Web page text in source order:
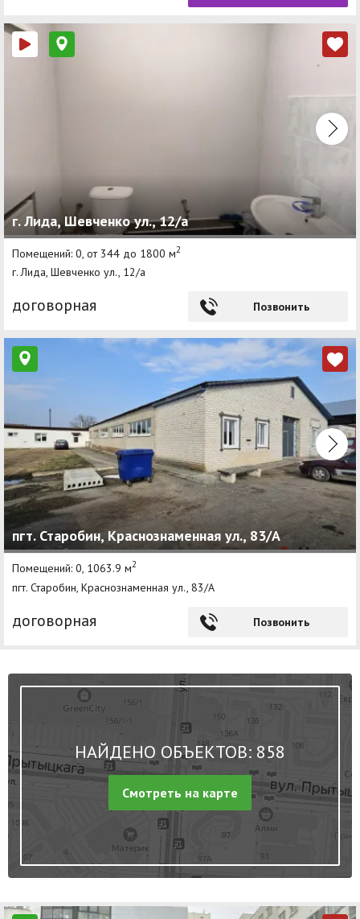
г. Лида, Шевченко ул., 12/а
Помещений: 0, от 344 до 1800 м2
г. Лида, Шевченко ул., 12/а
договорная Позвонить
пгт. Старобин, Краснознаменная ул., 83/А
Помещений: 0, 1063.9 м2
пгт. Старобин, Краснознаменная ул., 83/А
договорная Позвонить
НАЙДЕНО ОБЪЕКТОВ: 858
Смотреть на карте